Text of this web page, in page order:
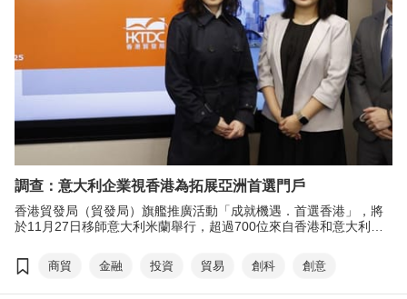
調查：意大利企業視香港為拓展亞洲首選門戶
香港貿發局（貿發局）旗艦推廣活動「成就機遇．首選香港」，將
於11月27日移師意大利米蘭舉行，超過700位來自香港和意大利的
商貿與合作機遇。本局與意大利中國理事基金會（ICCF）早前進行
聯合調查，其中一項主要的調查結果顯示，香港對很多日益聚焦亞
商貿 金融 投資 貿易 創科 創意